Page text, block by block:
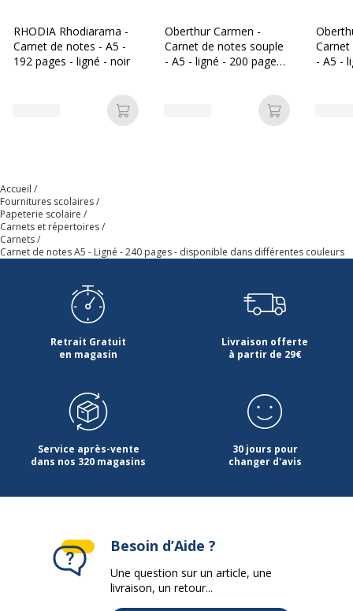
Couleur du
produit
Assortiment de couleurs de rêve
1
Informations sur les services
Informations sur les services
Avertissement sur les
L'image du produit peut être
Données d'identification
Données d'identification
Code barre maitre 3539012006993
Référence produit fabricant
RHODIA Rhodiarama -
Carnet de notes - A5 -
192 pages - ligné - noir
Ajouter au panier
Oberthur Carmen -
Carnet de notes souple
- A5 - ligné - 200 pages -
Ajouter au
- A5 -
Accueil
Fournitures scolaires
Papeterie scolaire
Carnets et répertoires
Carnets
Carnet de notes A5 - Ligné - 240 pages - disponible dans différentes couleurs
Retrait Gratuit
en magasin
Livraison offerte
à partir de 29€
Service après-vente
dans nos 320 magasins
30 jours pour
changer d'avis
Besoin d’Aide ?
Une question sur un article, une
livraison, un retour...